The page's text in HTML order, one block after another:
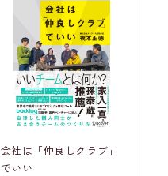
会社は「仲良しクラブ」
でいい